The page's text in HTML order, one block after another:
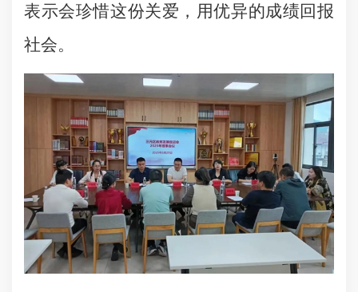
表示会珍惜这份关爱，用优异的成绩回报
社会。